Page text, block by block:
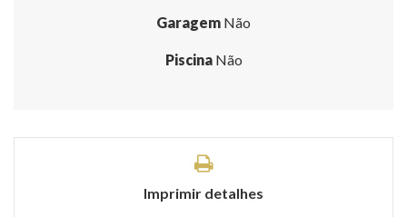
Garagem Não
PiscinaNão
Imprimir detalhes